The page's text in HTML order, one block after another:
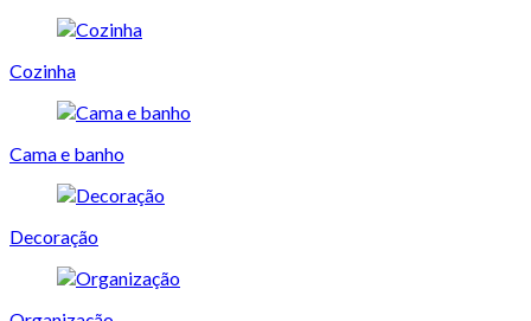
Cozinha
Cama e banho
Decoração